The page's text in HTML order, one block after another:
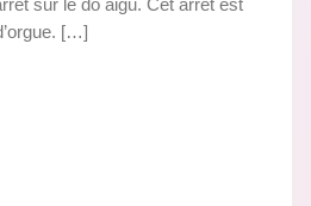
sur le do aigu. Cet arrêt est
[…]